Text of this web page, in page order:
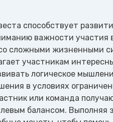
способствует
важности участия
сложными жизненными
участникам
логическое
в условиях
или команда
балансом. Выполняя